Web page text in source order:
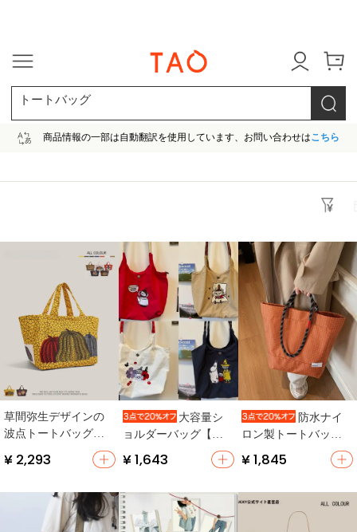
トートバッグ
商品情報の一部は自動翻訳を使用しています、お問い合わせはこちら
草間弥生デザインの
波点トートバッグ
【大容量・キャンバ
ス・通勤用】（セッ
¥ 2,293
大容量シ
ョルダーバッグ【可
愛い刺繍デザイン・
通勤・トートバッ
¥ 1,643
防水ナイ
ロン製トートバッグ
量・通勤用・肩提げ
¥ 1,845